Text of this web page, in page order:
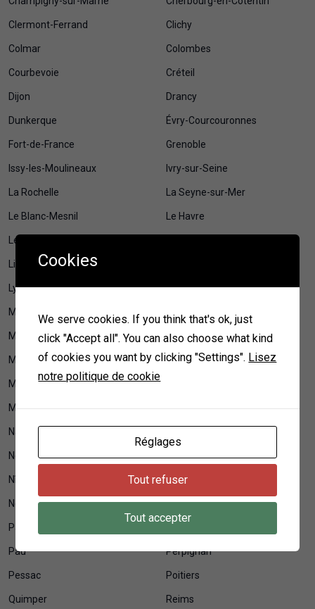
Clermont-Ferrand Clichy
Colmar Colombes
Courbevoie Créteil
Dijon Drancy
Dunkerque Évry-Courcouronnes
Fort-de-France Grenoble
Issy-les-Moulineaux Ivry-sur-Seine
La Rochelle La Seyne-sur-Mer
Le Blanc-Mesnil Le Havre
Le Mans
Lille
Lyon Maison et jardin
Maisons-Alfort
Marseille Mérignac
Metz Montauban
Montpellier
Mulhouse Nancy
Nanterre
Neuilly-sur-Seine Nice
Nîmes Niort
Noisy-le-Grand Orléans
Pantin Paris
Pau Perpignan
Pessac Poitiers
Quimper Reims
Cookies
We serve cookies. If you think that's ok, just
click "Accept all". You can also choose what kind
of cookies you want by clicking "Settings". Lisez
notre politique de cookie
Réglages
Tout refuser
Tout accepter